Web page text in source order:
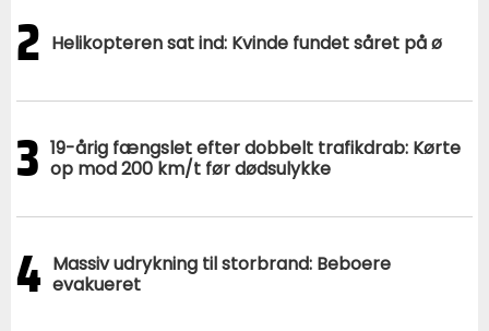
2 Helikopteren sat ind: Kvinde fundet såret på ø
3 19-årig fængslet efter dobbelt trafikdrab: Kørte
op mod 200 km/t før dødsulykke
4 Massiv udrykning til storbrand: Beboere
evakueret